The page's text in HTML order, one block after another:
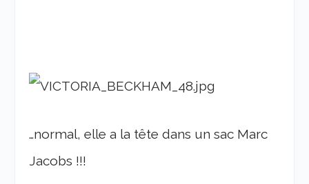
…normal, elle a la tête dans un sac Marc
Jacobs !!!